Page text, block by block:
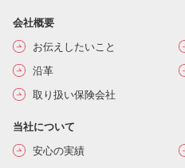
会社概要
お伝えしたいこと
沿革
取り扱い保険会社
当社について
安心の実績